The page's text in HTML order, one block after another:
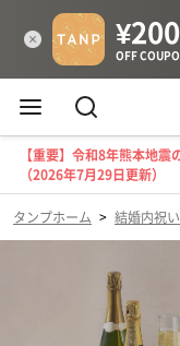
【重要】令和8年熊本地
（2026年7月29日更新）
タンプホーム > 結婚内祝